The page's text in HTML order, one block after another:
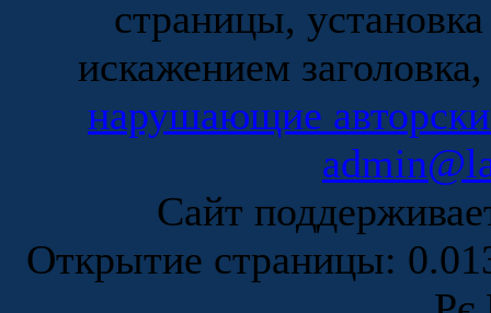
страницы,
искажением
нарушающие
Сайт
Открытие страницы: